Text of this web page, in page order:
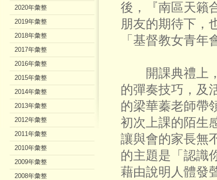
後，『南區天籟
朋友的期待下，
「基督教女青
開課典禮上，
的彈奏技巧，及
的梁華蓁老師帶
初次上課的陌生
讓與會的家長無
的主題是「認識
藉由說明人體發
2020年彙整
2019年彙整
2018年彙整
2017年彙整
2016年彙整
2015年彙整
2014年彙整
2013年彙整
2012年彙整
2011年彙整
2010年彙整
2009年彙整
2008年彙整